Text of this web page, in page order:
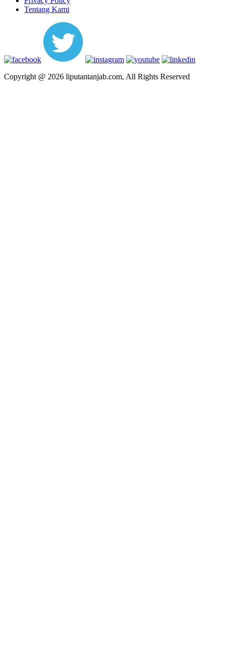
Tentang Kami
Copyright @ 2026 liputantanjab.com, All Rights Reserved